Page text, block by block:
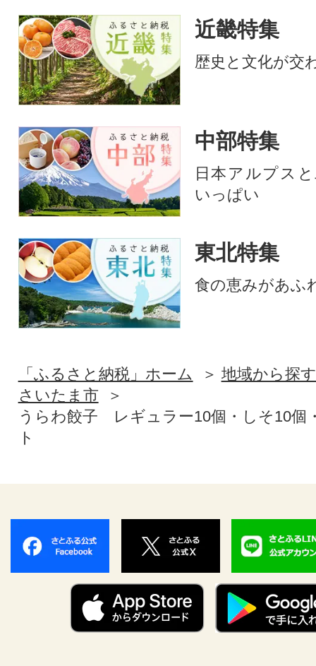
近畿特集
歴史と文化が交
中部特集
日本アルプス
いっぱい
東北特集
食の恵みがあふ
「ふるさと納税」ホーム
地域から探す
さいたま市
うらわ餃子 レギュラー10個・しそ10個
ト